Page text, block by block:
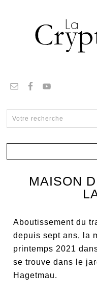
MAISON
Aboutissement du
depuis sept ans, la
printemps 2021
se trouve dans le
Hagetmau.